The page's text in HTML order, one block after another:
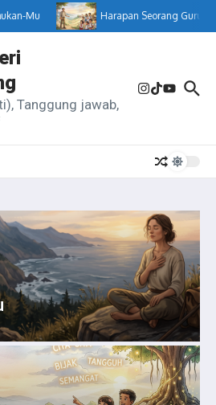
Mu Harapan Seorang Guru
Tanggung jawab,